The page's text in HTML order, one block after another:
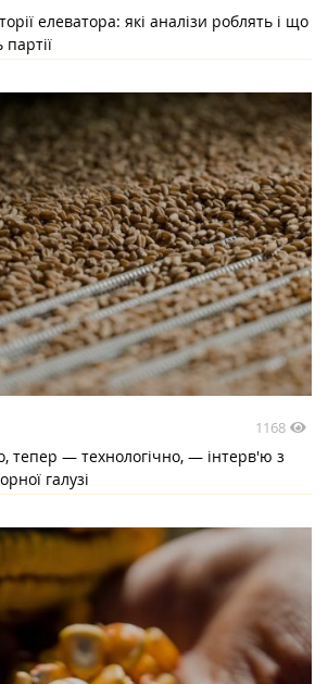
елеватора: які аналізи роблять і що
1168
тепер — технологічно, — інтерв'ю з
галузі